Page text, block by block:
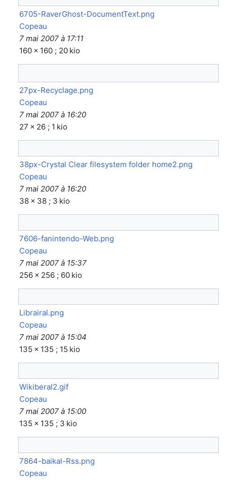
6705-RaverGhost-DocumentText.png
Copeau
7 mai 2007 à 17:11
160 × 160 ; 20 kio
27px-Recyclage.png
Copeau
7 mai 2007 à 16:20
27 × 26 ; 1 kio
38px-Crystal Clear filesystem folder home2.png
Copeau
7 mai 2007 à 16:20
38 × 38 ; 3 kio
7606-fanintendo-Web.png
Copeau
7 mai 2007 à 15:37
256 × 256 ; 60 kio
Librairal.png
Copeau
7 mai 2007 à 15:04
135 × 135 ; 15 kio
Wikiberal2.gif
Copeau
7 mai 2007 à 15:00
135 × 135 ; 3 kio
7864-baikal-Rss.png
Copeau